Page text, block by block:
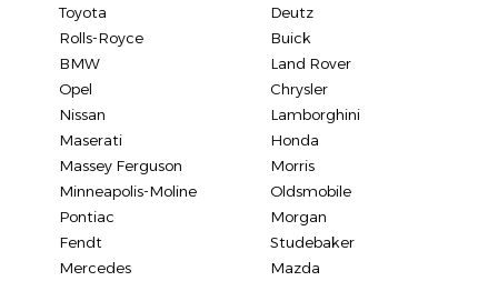
Toyota
Deutz
Rolls-Royce
Buick
BMW
Land Rover
Opel
Chrysler
Nissan
Lamborghini
Maserati
Honda
Massey Ferguson
Morris
Minneapolis-Moline
Oldsmobile
Pontiac
Morgan
Fendt
Studebaker
Mercedes
Mazda